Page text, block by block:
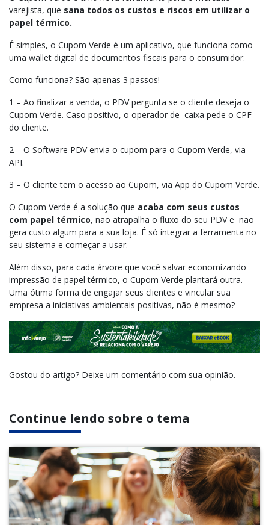
varejista, que sana todos os custos e riscos em utilizar o
papel térmico.
É simples, o Cupom Verde é um aplicativo, que funciona como
uma wallet digital de documentos fiscais para o consumidor.
Como funciona? São apenas 3 passos!
1 – Ao finalizar a venda, o PDV pergunta se o cliente deseja o
Cupom Verde. Caso positivo, o operador de caixa pede o CPF
do cliente.
2 – O Software PDV envia o cupom para o Cupom Verde, via
API.
3 – O cliente tem o acesso ao Cupom, via App do Cupom Verde.
O Cupom Verde é a solução que acaba com seus custos
com papel térmico, não atrapalha o fluxo do seu PDV e não
gera custo algum para a sua loja. É só integrar a ferramenta no
seu sistema e começar a usar.
Além disso, para cada árvore que você salvar economizando
impressão de papel térmico, o Cupom Verde plantará outra.
Uma ótima forma de engajar seus clientes e vincular sua
empresa a iniciativas ambientais positivas, não é mesmo?
Gostou do artigo? Deixe um comentário com sua opinião.
Continue lendo sobre o tema